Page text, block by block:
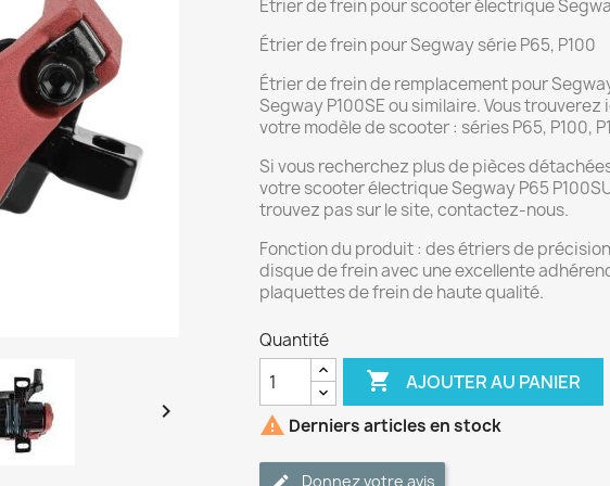

Étrier de frein pour scooter électrique
Étrier de frein pour Segway série P65, P100
Étrier de frein de remplacement pour
Segway P100SE ou similaire. Vous
votre modèle de scooter : séries P65, P100,
Si vous recherchez plus de pièces
votre scooter électrique Segway P65
trouvez pas sur le site, contactez-nous.
Fonction du produit : des étriers de
disque de frein avec une excellente
plaquettes de frein de haute qualité.
Quantité
 AJOUTER AU PANIER
 Derniers articles en stock
Donnez votre avis